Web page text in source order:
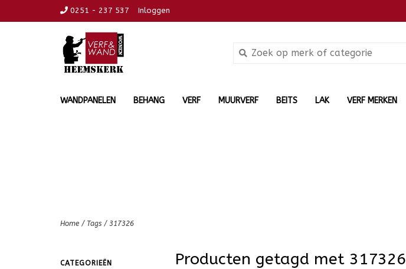
0251 - 237 537 Inloggen
WANDPANELEN BEHANG VERF MUURVERF BEITS LAK VERF MERKEN
Home / Tags / 317326
CATEGORIEËN Producten getagd met 317326